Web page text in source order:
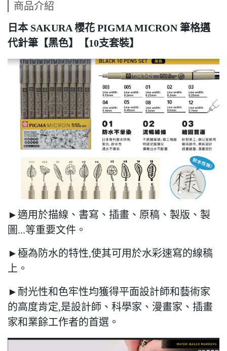
商品介紹
日本 SAKURA 櫻花 PIGMA MICRON 筆格邁
代針筆【黑色】【10支套裝】
►適用於描線、書寫、插畫、原稿、製版、製
圖...等重要文件。
►極為防水的特性,使其可用於水彩速寫的線稿
上。
►耐光性和色牢性均獲得平面設計師和藝術家
的高度肯定,是設計師、科學家、漫畫家、插畫
家和業餘工作者的首選。